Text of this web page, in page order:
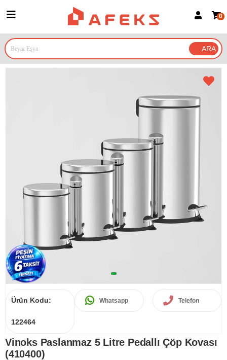
Google İle Bağlan
0
Ürün Kodu:
122464
Whatsapp Telefon
Vinoks Paslanmaz 5 Litre Pedallı Çöp Kovası
(410400)